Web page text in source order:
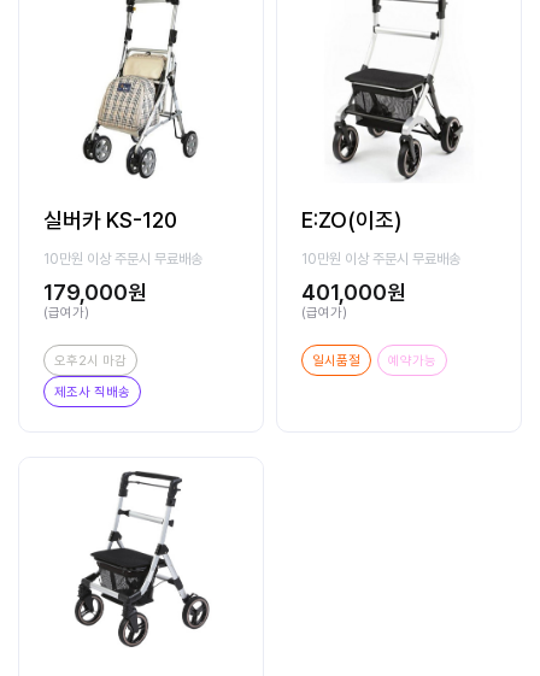
실버카 KS-120
10만원 이상 주문시 무료배송
179,000원
(급여가)
오후2시 마감
제조사 직배송
E:ZO(이조)
10만원 이상 주문시 무료배송
401,000원
(급여가)
일시품절 예약가능